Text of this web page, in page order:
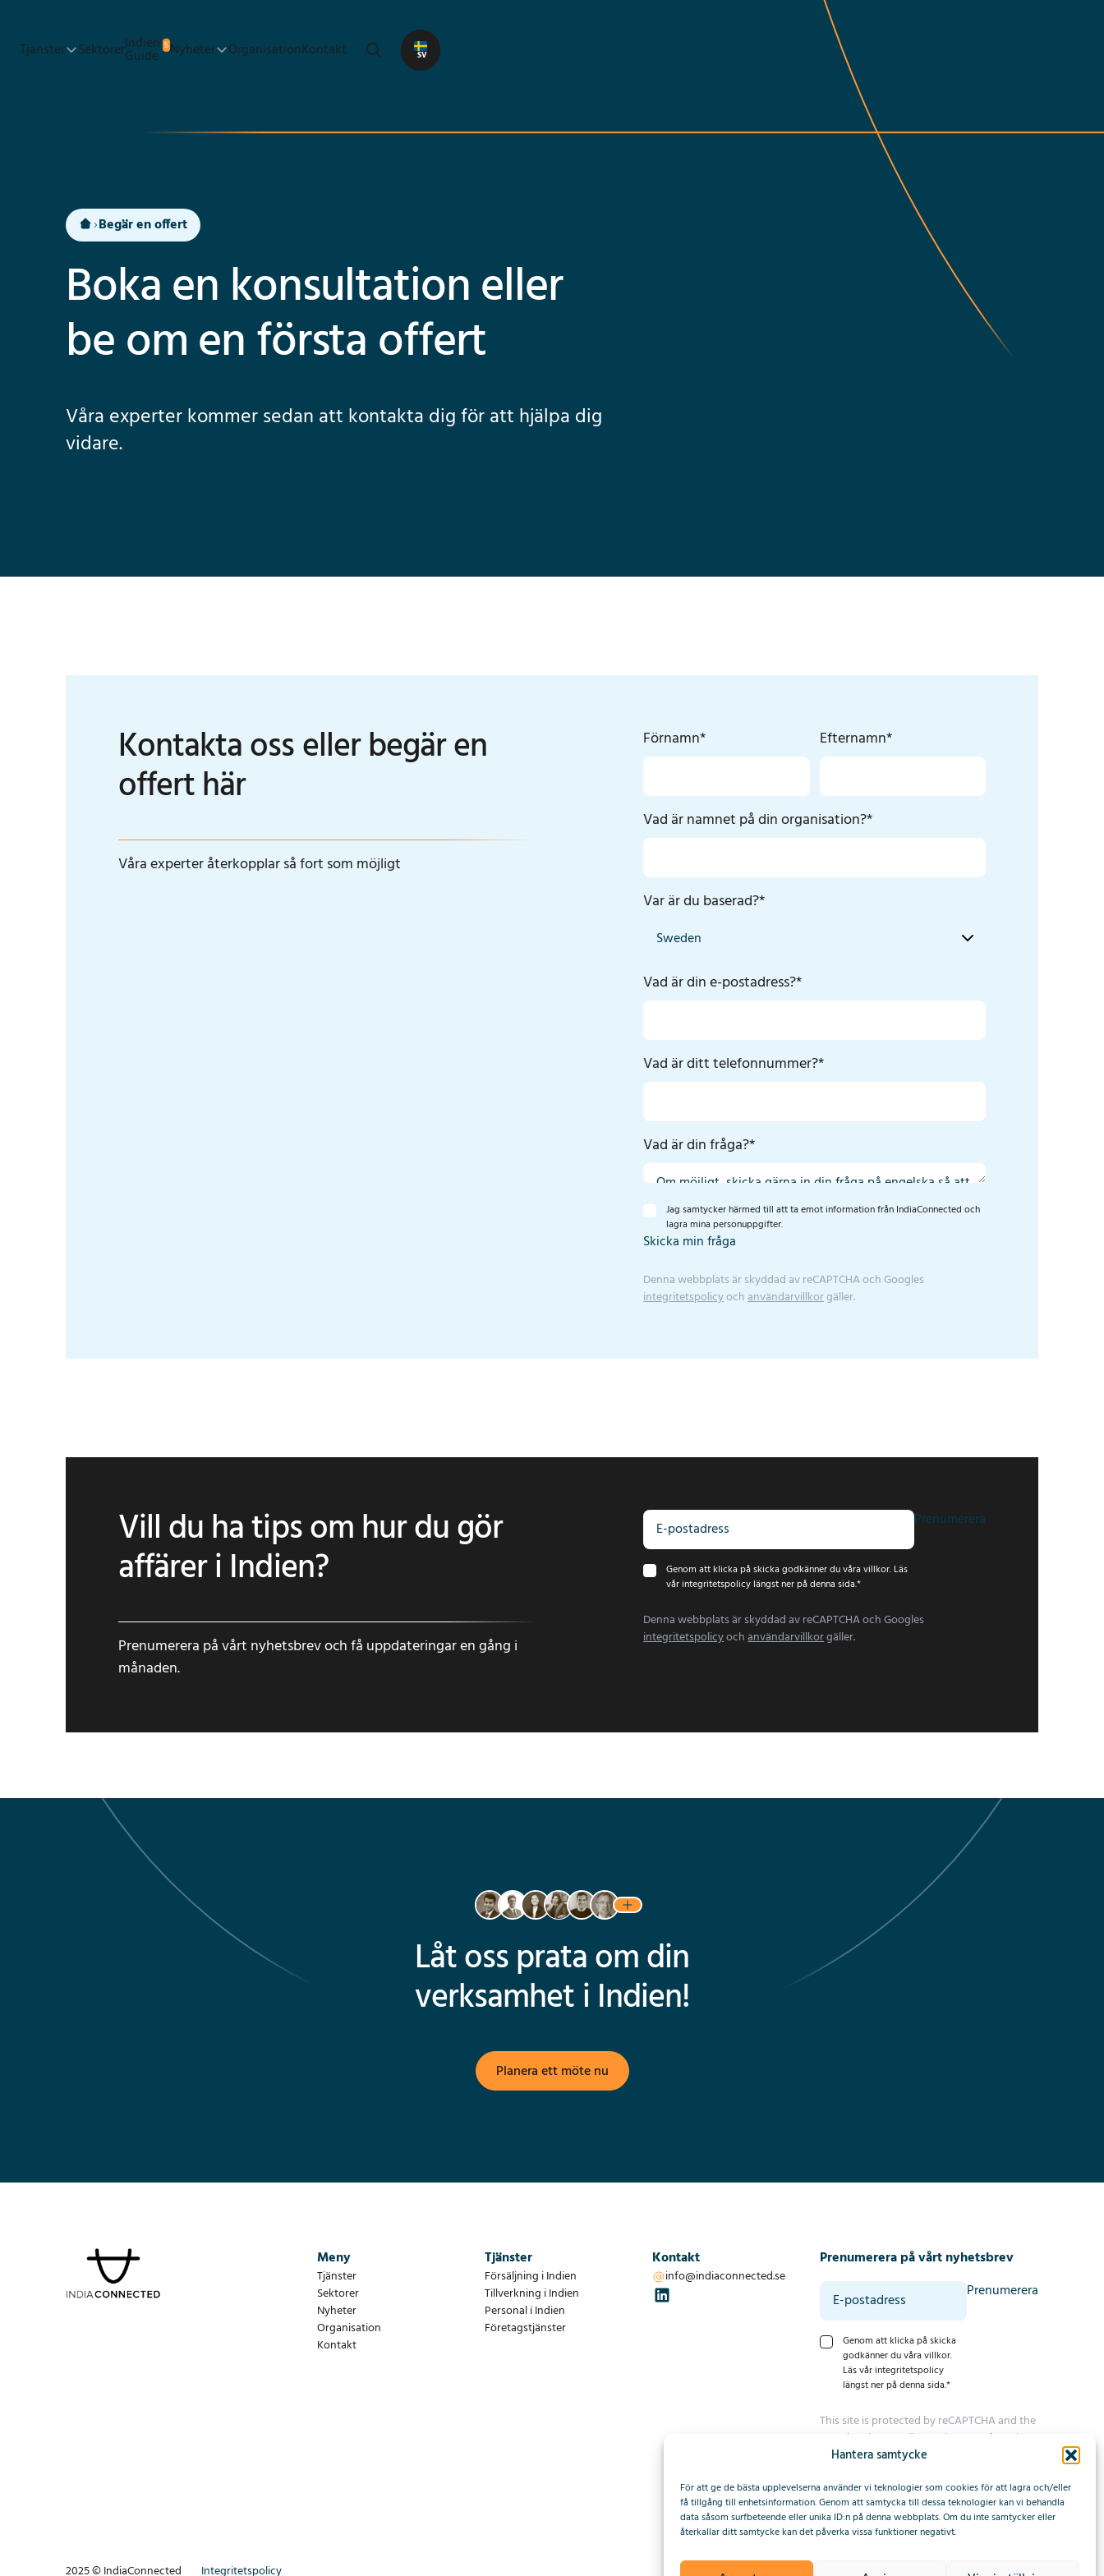
Hantera samtycke
För att ge de bästa upplevelserna använder vi teknologier som cookies för att lagra och/eller
få tillgång till enhetsinformation. Genom att samtycka till dessa teknologier kan vi behandla
data såsom surfbeteende eller unika ID:n på denna webbplats. Om du inte samtycker eller
återkallar ditt samtycke kan det påverka vissa funktioner negativt.
Tjänster
SektorerIndien
Guide
5Nyheter OrganisationKontakt SV
Begär en offert
Boka en konsultation eller
be om en första offert
Våra experter kommer sedan att kontakta dig för att hjälpa dig
vidare.
Kontakta oss eller begär en
offert här
Våra experter återkopplar så fort som möjligt
Förnamn* Efternamn*
Vad är namnet på din organisation?*
Var är du baserad?*
Vad är din e-postadress?*
Vad är ditt telefonnummer?*
Vad är din fråga?*
Jag samtycker härmed till att ta emot information från IndiaConnected och
lagra mina personuppgifter.
Skicka min fråga
Denna webbplats är skyddad av reCAPTCHA och Googles
integritetspolicyochanvändarvillkorgäller.
Vill du ha tips om hur du gör
affärer i Indien?
Prenumerera på vårt nyhetsbrev och få uppdateringar en gång i
månaden.
Genom att klicka på skicka godkänner du våra villkor. Läs
vår integritetspolicy längst ner på denna sida.*
Prenumerera
Denna webbplats är skyddad av reCAPTCHA och Googles
integritetspolicyochanvändarvillkorgäller.
Låt oss prata om din
verksamhet i Indien!
Planera ett möte nu
Meny
Tjänster
Sektorer
Nyheter
Organisation
Kontakt
Tjänster
Försäljning i Indien
Tillverkning i Indien
Personal i Indien
Företagstjänster
Kontakt
info@indiaconnected.se
Prenumerera på vårt nyhetsbrev
Genom att klicka på skicka
godkänner du våra villkor.
Läs vår integritetspolicy
längst ner på denna sida.*
Prenumerera
This site is protected by reCAPTCHA and the
Google
Privacy Policy and
Terms of Service
apply.
2025 © IndiaConnected Integritetspolicy Webbplats av Upside